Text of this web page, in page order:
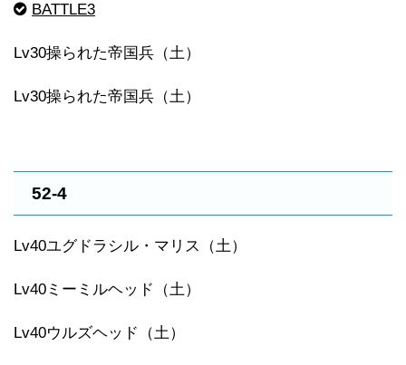
BATTLE3
Lv30操られた帝国兵（土）
Lv30操られた帝国兵（土）
52-4
Lv40ユグドラシル・マリス（土）
Lv40ミーミルヘッド（土）
Lv40ウルズヘッド（土）